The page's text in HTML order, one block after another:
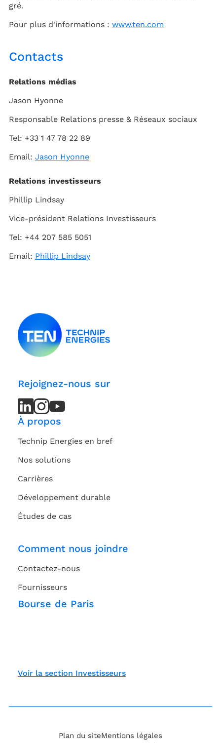
gré.
Pour plus d'informations : www.ten.com
Contacts
Relations médias
Jason Hyonne
Responsable Relations presse & Réseaux sociaux
Tel: +33 1 47 78 22 89
Email: Jason Hyonne
Relations investisseurs
Phillip Lindsay
Vice-président Relations Investisseurs
Tel: +44 207 585 5051
Email: Phillip Lindsay
Rejoignez-nous sur
LinkedIn
LinkedIn
Instagram
Instagram
Youtube
Channel
À propos
Technip Energies en bref
Nos solutions
Carrières
Développement durable
Études de cas
Comment nous joindre
Contactez-nous
Fournisseurs
Bourse de Paris
Voir la section Investisseurs
Plan du siteMentions légales